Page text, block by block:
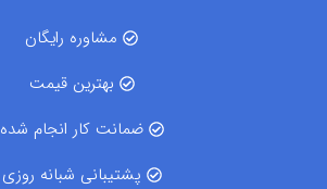
مشاوره رایگان
بهترین قیمت
ضمانت کار انجام شده
پشتیبانی شبانه روزی